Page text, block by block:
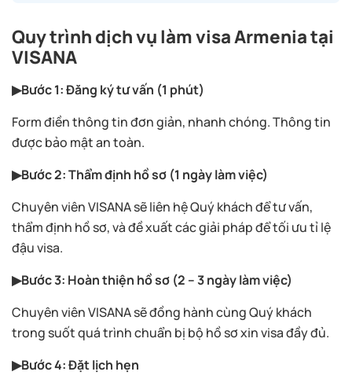
Quy trình dịch vụ làm visa Armeniatại
VISANA
▶Bước 1: Đăng ký tư vấn (1 phút)
Form điền thông tin đơn giản, nhanh chóng. Thông tin
được bảo mật an toàn.
▶Bước 2: Thẩm định hồ sơ (1 ngày làm việc)
Chuyên viên VISANA sẽ liên hệ Quý khách để tư vấn,
thẩm định hồ sơ, và đề xuất các giải pháp để tối ưu tỉ lệ
đậu visa.
▶Bước 3: Hoàn thiện hồ sơ (2 – 3 ngày làm việc)
Chuyên viên VISANA sẽ đồng hành cùng Quý khách
trong suốt quá trình chuẩn bị bộ hồ sơ xin visa đầy đủ.
▶Bước 4: Đặt lịch hẹn